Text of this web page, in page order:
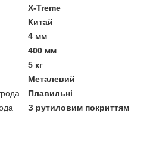
X-Treme
Китай
4 мм
400 мм
5 кг
Металевий
Плавильні
З рутиловим покриттям